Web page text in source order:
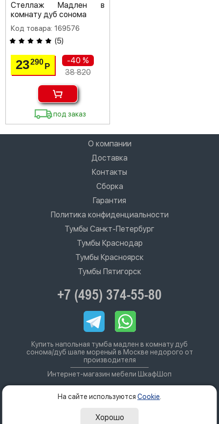
Стеллаж Мадлен в
комнату дуб сонома
Код товара: 169576
(5)
23290Р
-40 %
38 820
под заказ
О компании
Доставка
Контакты
Сборка
Гарантия
Политика конфиденциальности
Тумбы Санкт-Петербург
Тумбы Краснодар
Тумбы Красноярск
Тумбы Пятигорск
+7 (495) 374-55-80
Купить напольная тумба мадлен в комнату дуб
сонома/дуб шале мореный в Москве недорого от
производителя
Интернет-магазин мебели ШкафШоп
На сайте используются Cookie
Хорошо